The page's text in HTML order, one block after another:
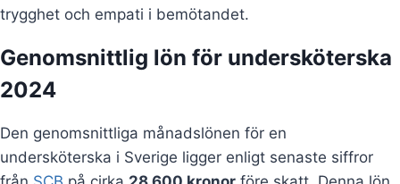
trygghet och empati i bemötandet.
Genomsnittlig lön för undersköterska
2024
Den genomsnittliga månadslönen för en
undersköterska i Sverige ligger enligt senaste siffror